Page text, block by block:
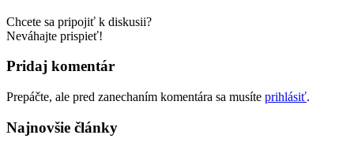
Chcete sa pripojiť k diskusii?
Neváhajte prispieť!
Pridaj komentár
Prepáčte, ale pred zanechaním komentára sa musíte prihlásiť.
Najnovšie články